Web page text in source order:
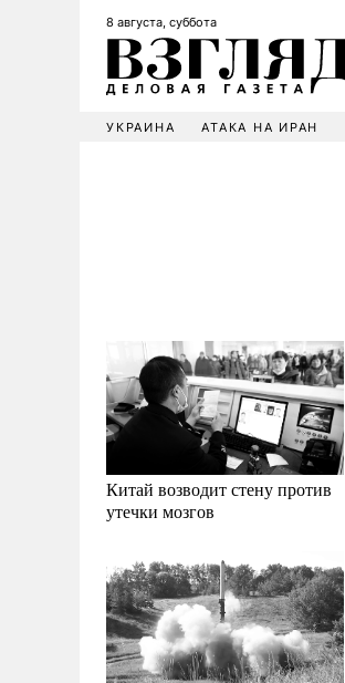
8 августа, суббота
УКРАИНА АТАКА НА ИРАН
Китай возводит стену против
утечки мозгов